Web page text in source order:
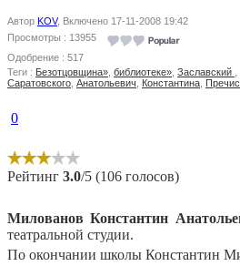
Автор KOV, Включено 17-11-2008 19:42
Просмотры : 13955
Одобрение : 517
Теги : Безотцовщина» библиотеке» Заславский
Саратовского Анатольевич Константина
0
Рейтинг 3.0/5 (106 голосов)
Милованов Константин
театральной студии.
По окончании школы Константин